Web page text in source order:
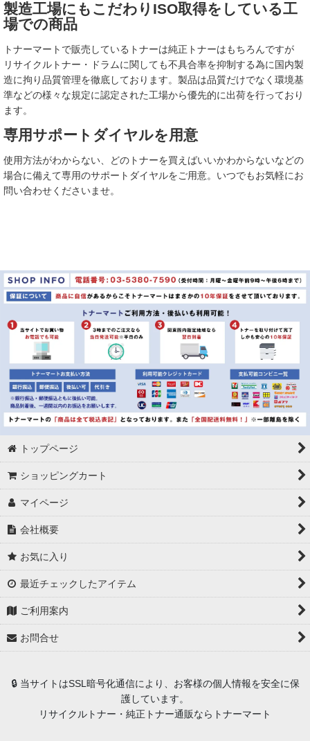
製造工場にもこだわりISO取得をしている工
場での商品
トナーマートで販売しているトナーは純正トナーはもちろんですが
リサイクルトナー・ドラムに関しても不具合率を抑制する為に国内製
造に拘り品質管理を徹底しております。製品は品質だけでなく環境基
準などの様々な規定に認定された工場から優先的に出荷を行っており
ます。
専用サポートダイヤルを用意
使用方法がわからない、どのトナーを買えばいいかわからないなどの
場合に備えて専用のサポートダイヤルをご用意。いつでもお気軽にお
問い合わせくださいませ。
トップページ
ショッピングカート
マイページ
会社概要
お気に入り
最近チェックしたアイテム
ご利用案内
お問合せ
🔒 当サイトはSSL暗号化通信により、お客様の個人情報を安全に保
護しています。
リサイクルトナー・純正トナー通販ならトナーマート